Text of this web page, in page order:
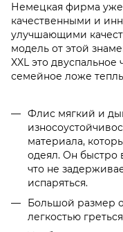
Немецкая фирма уже
качественными и
улучшающими
модель от этой
XXL это
семейное ложе
Флис мягкий и
материала,
одеял. Он быстро
что не
испаряться.
Большой размер
легкостью